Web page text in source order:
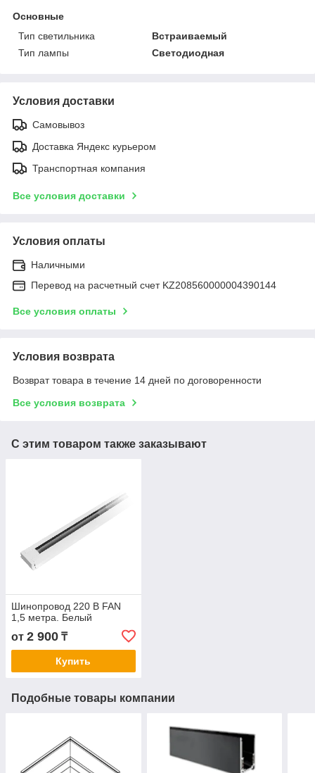
Основные
Тип светильника
Встраиваемый
Тип лампы
Светодиодная
Условия доставки
Самовывоз
Доставка Яндекс курьером
Транспортная компания
Все условия доставки
Условия оплаты
Наличными
Перевод на расчетный счет KZ208560000004390144
Все условия оплаты
Условия возврата
Возврат товара в течение 14 дней по договоренности
Все условия возврата
С этим товаром также заказывают
Шинопровод 220 В FAN
1,5 метра. Белый
от 2 900 ₸
Купить
Подобные товары компании